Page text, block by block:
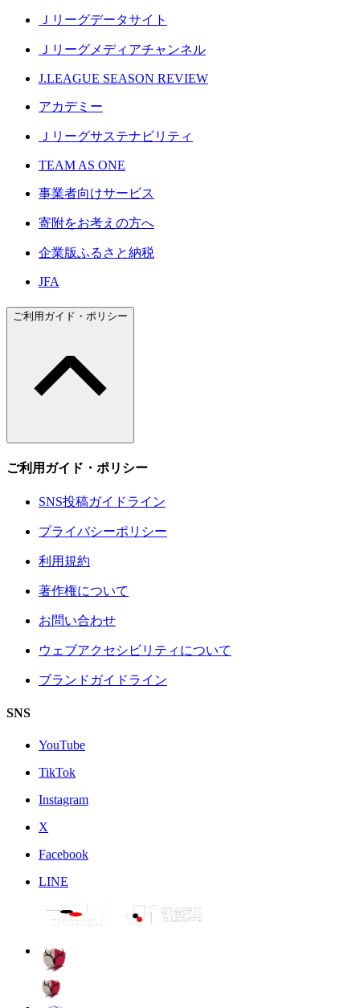
Ｊリーグデータサイト
Ｊリーグメディアチャンネル
J.LEAGUE SEASON REVIEW
アカデミー
Ｊリーグサステナビリティ
TEAM AS ONE
事業者向けサービス
寄附をお考えの方へ
企業版ふるさと納税
JFA
ご利用ガイド・ポリシー
ご利用ガイド・ポリシー
SNS投稿ガイドライン
プライバシーポリシー
利用規約
著作権について
お問い合わせ
ウェブアクセシビリティについて
ブランドガイドライン
SNS
YouTube
TikTok
Instagram
X
Facebook
LINE